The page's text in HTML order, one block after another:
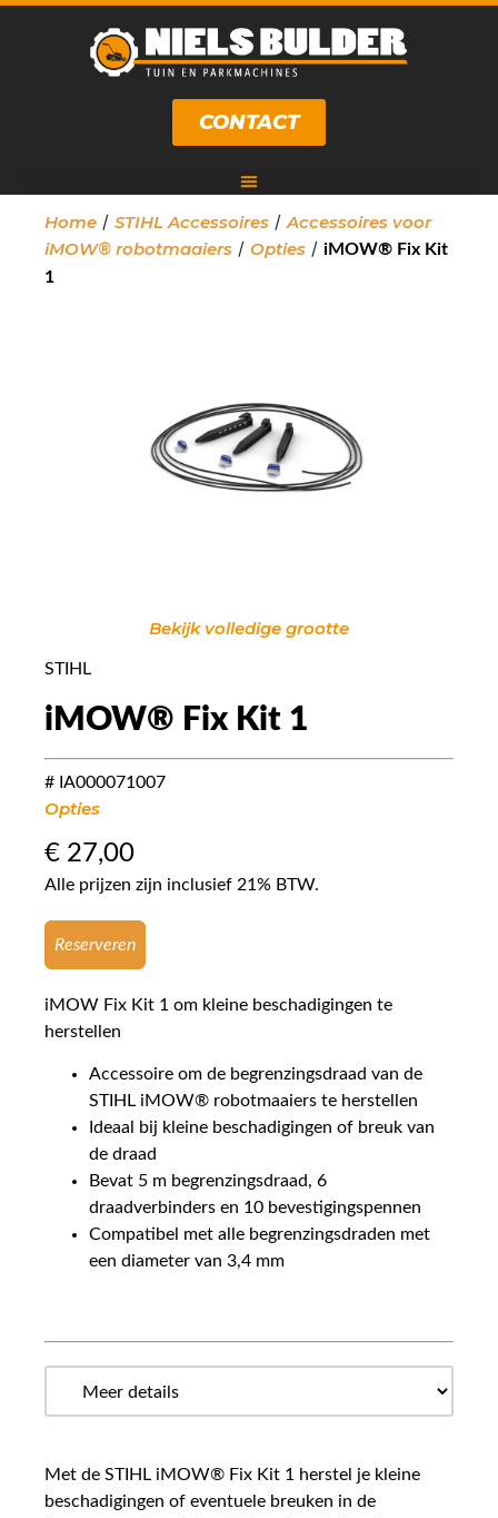
CONTACT
Home / STIHL Accessoires / Accessoires voor
iMOW® robotmaaiers / Opties / iMOW® Fix Kit
1
Bekijk volledige grootte
STIHL
iMOW® Fix Kit 1
# IA000071007
Opties
€ 27,00
Alle prijzen zijn inclusief 21% BTW.
Reserveren
iMOW Fix Kit 1 om kleine beschadigingen te
herstellen
Accessoire om de begrenzingsdraad van de
STIHL iMOW® robotmaaiers te herstellen
Ideaal bij kleine beschadigingen of breuk van
de draad
Bevat 5 m begrenzingsdraad, 6
draadverbinders en 10 bevestigingspennen
Compatibel met alle begrenzingsdraden met
een diameter van 3,4 mm
Met de STIHL iMOW® Fix Kit 1 herstel je kleine
beschadigingen of eventuele breuken in de